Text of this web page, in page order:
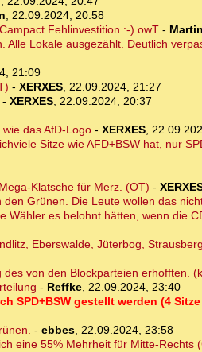
, 22.09.2024, 20:58
Fehlinvestition :-) owT- Martin
Lokale ausgezählt. Deutlich
21:09
- XERXES, 22.09.2024, 21:27
- XERXES, 22.09.2024, 20:37
das AfD-Logo- XERXES,
Sitze wie AFD+BSW hat, nur
Klatsche für Merz. (OT) -
Grünen. Die Leute wollen das
es belohnt hätten, wenn die
Eberswalde, Jüterbog,
von den Blockparteien erhofften.
- Reffke, 22.09.2024, 23:40
gestellt werden (4
- ebbes, 22.09.2024, 23:58
eine 55% Mehrheit für Mitte-Rechts